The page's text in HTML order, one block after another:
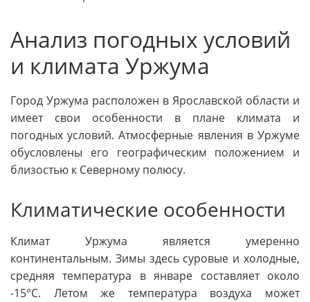
Анализ погодных условий
и климата Уржума
Город Уржума расположен в Ярославской области и
имеет свои особенности в плане климата и
погодных условий. Атмосферные явления в Уржуме
обусловлены его географическим положением и
близостью к Северному полюсу.
Климатические особенности
Климат Уржума является умеренно
континентальным. Зимы здесь суровые и холодные,
средняя температура в январе составляет около
-15°C. Летом же температура воздуха может